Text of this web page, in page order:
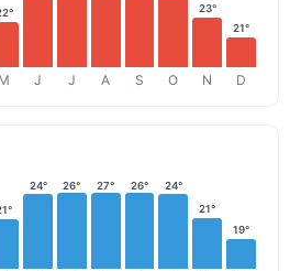
M J J A S O
23°
N
21°
D
24° 26° 27° 26° 24°
21°
19°